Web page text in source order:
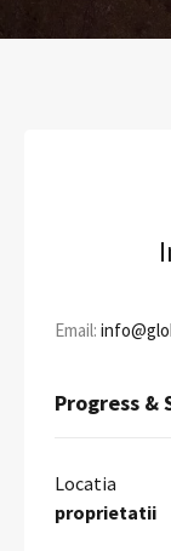
Email:
Progress &
Locatia
proprietatii